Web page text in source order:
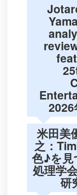
米田美
之：
色♪を見
処理学
研